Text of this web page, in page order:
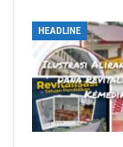
HEADLINE